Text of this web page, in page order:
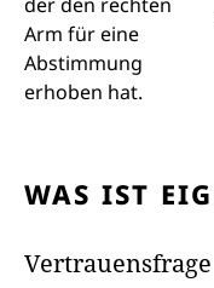
WAS IST
Vertrauensfrage